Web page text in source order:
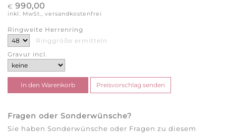
€ 990,00
inkl. MwSt., versandkostenfrei
Ringweite Herrenring
Ringgröße ermitteln
Gravur incl.
Fragen oder Sonderwünsche?
Sie haben Sonderwünsche oder Fragen zu diesem